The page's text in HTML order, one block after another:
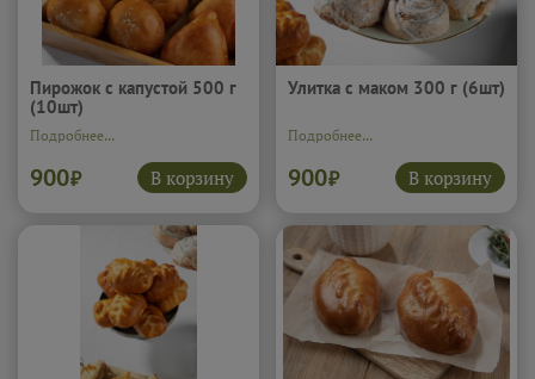
Пирожок с капустой 500 г
(10шт)
Подробнее...
900₽ В корзину
Улитка с маком 300 г (6шт)
Подробнее...
900₽ В корзину